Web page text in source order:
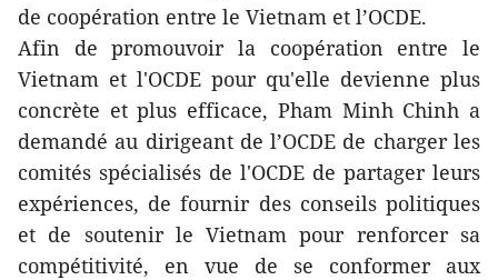
de coopération entre le Vietnam et l’OCDE.
Afin de promouvoir la coopération entre le
Vietnam et l'OCDE pour qu'elle devienne plus
concrète et plus efficace, Pham Minh Chinh a
demandé au dirigeant de l’OCDE de charger les
comités spécialisés de l'OCDE de partager leurs
expériences, de fournir des conseils politiques
et de soutenir le Vietnam pour renforcer sa
compétitivité, en vue de se conformer aux